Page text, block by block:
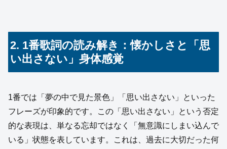
2. 1番歌詞の読み解き：懐かしさと「思
い出さない」身体感覚
1番では「夢の中で見た景色」「思い出さない」といった
フレーズが印象的です。この「思い出さない」という否定
的な表現は、単なる忘却ではなく「無意識にしまい込んで
いる」状態を表しています。これは、過去に大切だった何